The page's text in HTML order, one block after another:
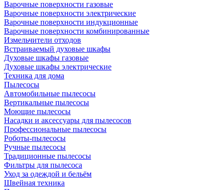
Варочные поверхности газовые
Варочные поверхности электрические
Варочные поверхности индукционные
Варочные поверхности комбинированные
Измельчители отходов
Встраиваемый духовые шкафы
Духовые шкафы газовые
Духовые шкафы электрические
Техника для дома
Пылесосы
Автомобильные пылесосы
Вертикальные пылесосы
Моющие пылесосы
Насадки и аксессуары для пылесосов
Профессиональные пылесосы
Роботы-пылесосы
Ручные пылесосы
Традиционные пылесосы
Фильтры для пылесоса
Уход за одеждой и бельём
Швейная техника